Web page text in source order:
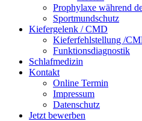
Prophylaxe während
Sportmundschutz
Kiefergelenk / CMD
Kieferfehlstellung /
Funktionsdiagnostik
Schlafmedizin
Kontakt
Online Termin
Impressum
Datenschutz
Jetzt bewerben